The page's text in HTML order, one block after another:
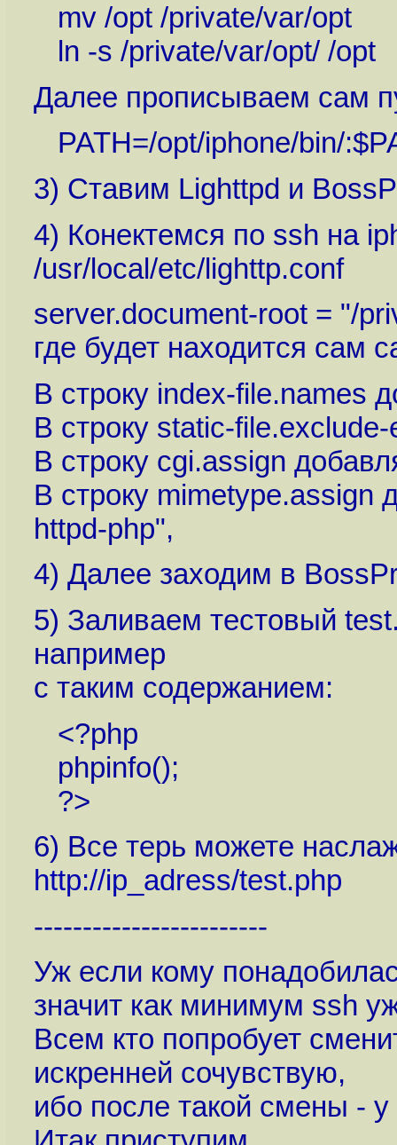
mv /opt /private/var/opt
ln -s /private/var/opt/ /opt
Далее прописываем сам
PATH=/opt/iphone/bin/
3) Ставим Lighttpd и
4) Конектемся по ssh на
/usr/local/etc/lighttp.conf
server.document-root = "/
где будет находится сам
В строку index-file.names
В строку static-
В строку cgi.assign
В строку mimetype.assign
httpd-php",
4) Далее заходим в
5) Заливаем тестовый
например
с таким содержанием:
<?php
phpinfo();
?>
6) Все терь можете
http://ip_adress/test.php
------------------------
Уж если кому
значит как минимум ssh
Всем кто попробует
искренней сочувствую,
ибо после такой смены -